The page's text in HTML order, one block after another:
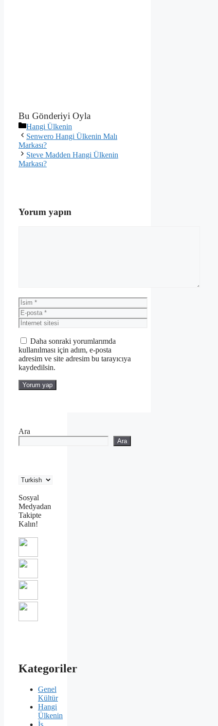
Bu Gönderiyi Oyla
Kategoriler
Hangi Ülkenin
Senwero Hangi Ülkenin Malı
Markası?
Steve Madden Hangi Ülkenin
Markası?
Yorum yapın
İsim
E-
posta
İnternet
sitesi
Daha sonraki yorumlarımda
kullanılması için adım, e-posta
adresim ve site adresim bu tarayıcıya
kaydedilsin.
Ara
Ara
Sosyal
Medyadan
Takipte
Kalın!
Kategoriler
Genel
Kültür
Hangi
Ülkenin